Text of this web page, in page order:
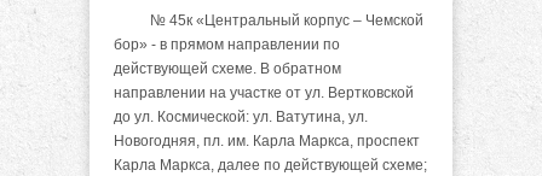
№ 45к «Центральный корпус – Чемской
бор» - в прямом направлении по
действующей схеме. В обратном
направлении на участке от ул. Вертковской
до ул. Космической: ул. Ватутина, ул.
Новогодняя, пл. им. Карла Маркса, проспект
Карла Маркса, далее по действующей схеме;